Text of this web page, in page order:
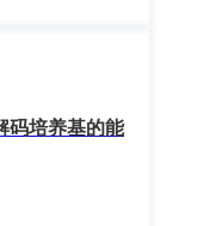
码培养基的能